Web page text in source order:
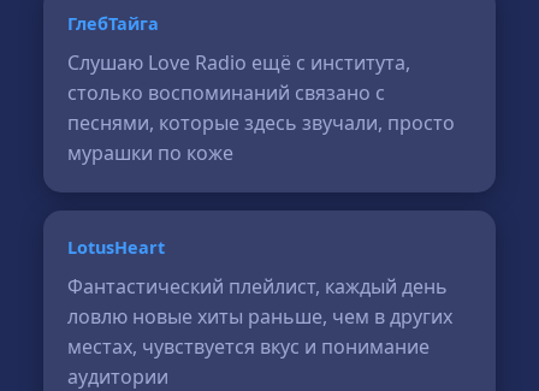
ГлебТайга
Слушаю Love Radio ещё с института,
столько воспоминаний связано с
песнями, которые здесь звучали, просто
мурашки по коже
LotusHeart
Фантастический плейлист, каждый день
ловлю новые хиты раньше, чем в других
местах, чувствуется вкус и понимание
аудитории